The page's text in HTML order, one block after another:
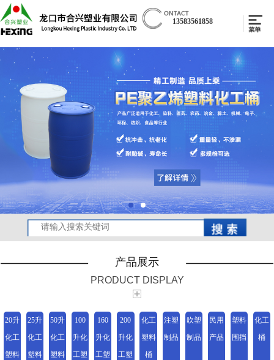
13583561858
产品展示
PRODUCT DISPLAY
20升
化工
塑料
25升
化工
塑料
50升
化工
塑料
100
升化
工塑
160
升化
工塑
200
升化
工塑
化工
塑料
桶
注塑
制品
吹塑
制品
民用
产品
塑料
围挡
化工
桶